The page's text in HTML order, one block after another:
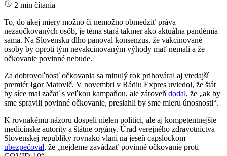
2 min čítania
To, do akej miery možno či nemožno obmedziť práva
nezaočkovaných osôb, je téma stará takmer ako aktuálna pandémia
sama. Na Slovensku dlho panoval konsenzus, že vakcinované
osoby by oproti tým nevakcinovaným výhody mať nemali a že
očkovanie povinné nebude.
Za dobrovoľnosť očkovania sa minulý rok prihováral aj vtedajší
premiér Igor Matovič. V novembri v Rádiu Expres uviedol, že štát
by síce mal začať s veľkou kampaňou, ale zároveň dodal, že „ak by
sme spravili povinné očkovanie, presiahli by sme mieru únosnosti“.
K rovnakému názoru dospeli nielen politici, ale aj kompetentnejšie
medicínske autority a štátne orgány. Úrad verejného zdravotníctva
Slovenskej republiky rovnako vlani na jeseň capslockom
ubezpečoval, že „nejdeme zavádzať povinné očkovanie proti